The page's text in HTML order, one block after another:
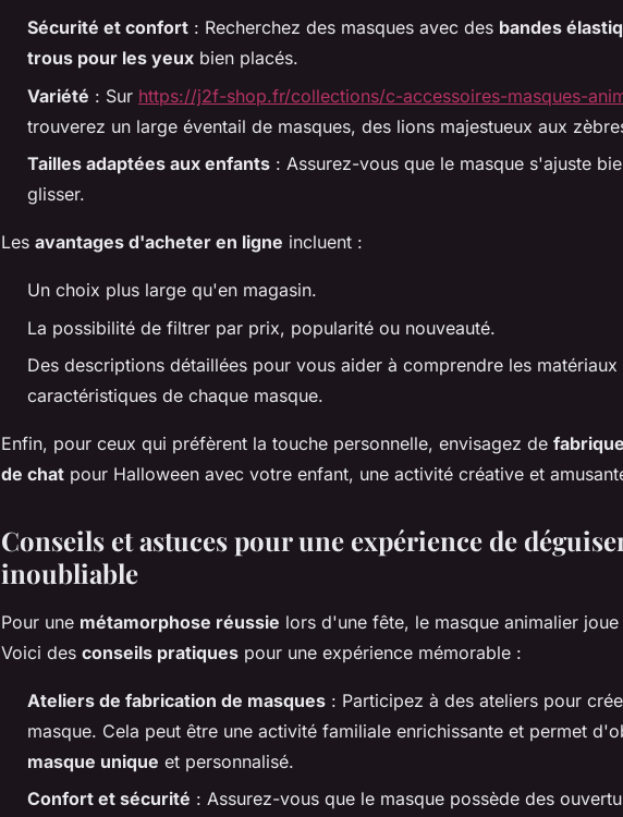
Sécurité et confort : Recherchez des masques avec des bandes
trous pour les yeux bien placés.
Variété : Sur https://j2f-shop.fr/collections/c-accessoires-masques-
trouverez un large éventail de masques, des lions majestueux aux
Tailles adaptées aux enfants : Assurez-vous que le masque s'ajuste
glisser.
Les avantages d'acheter en ligne incluent :
Un choix plus large qu'en magasin.
La possibilité de filtrer par prix, popularité ou nouveauté.
Des descriptions détaillées pour vous aider à comprendre les matériaux
caractéristiques de chaque masque.
Enfin, pour ceux qui préfèrent la touche personnelle, envisagez de
de chat pour Halloween avec votre enfant, une activité créative et
Conseils et astuces pour une expérience de
inoubliable
Pour une métamorphose réussie lors d'une fête, le masque animalier
Voici des conseils pratiques pour une expérience mémorable :
Ateliers de fabrication de masques : Participez à des ateliers pour
masque. Cela peut être une activité familiale enrichissante et permet
masque unique et personnalisé.
Confort et sécurité : Assurez-vous que le masque possède des